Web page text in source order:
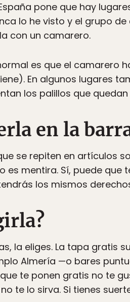
pone que hay
lo he visto y el grupo
con un camarero.
es que el camarero
En algunos lugares
los palillos que
en la
se repiten en artículos
es mentira. Sí, puede
los mismos
la eliges. La tapa gratis
Almería —o bares
te ponen gratis no te
te lo sirva. Si tienes